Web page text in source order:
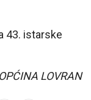
43. istarske
OPĆINA LOVRAN